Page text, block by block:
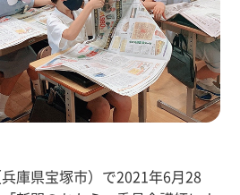
庫県宝塚市）で2021年6月28